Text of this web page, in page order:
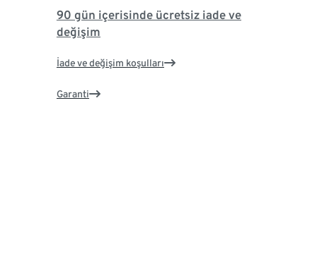
90 gün içerisinde ücretsiz iade ve
değişim
İade ve değişim koşulları
Garanti